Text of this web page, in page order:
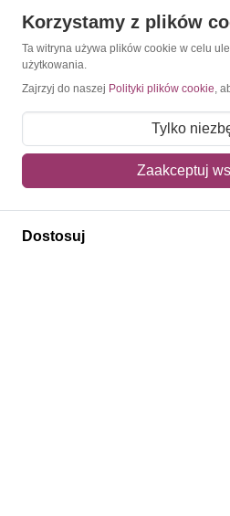
O Znaczkopol.pl
O nas
Blog
Regulamin
Polityka prywatności
Mapa strony
Korzystamy z plików
Ta witryna używa plików cookie w celu
użytkowania.
Zajrzyj do naszej Polityki plików cookie,
Tylko
Zaakceptuj
Dostosuj